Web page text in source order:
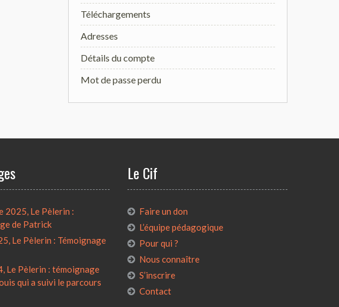
Téléchargements
Adresses
Détails du compte
Mot de passe perdu
2025, Le Pèlerin :
de Patrick
Le Pèlerin : Témoignage
Le Pèlerin : témoignage
qui a suivi le parcours
Le Cif
Faire un don
L’équipe pédagogique
Pour qui ?
Nous connaître
S’inscrire
Contact